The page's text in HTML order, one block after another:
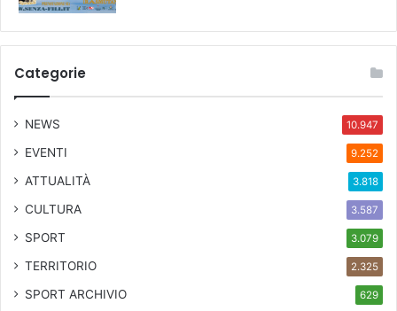
Categorie
NEWS 10.947
EVENTI 9.252
ATTUALITÀ 3.818
CULTURA 3.587
SPORT 3.079
TERRITORIO 2.325
SPORT ARCHIVIO 629